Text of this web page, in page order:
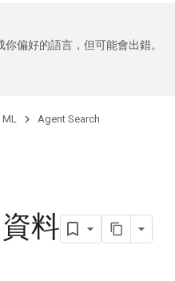
偏好的語言，但可能會出錯。
ML Agent Search
料